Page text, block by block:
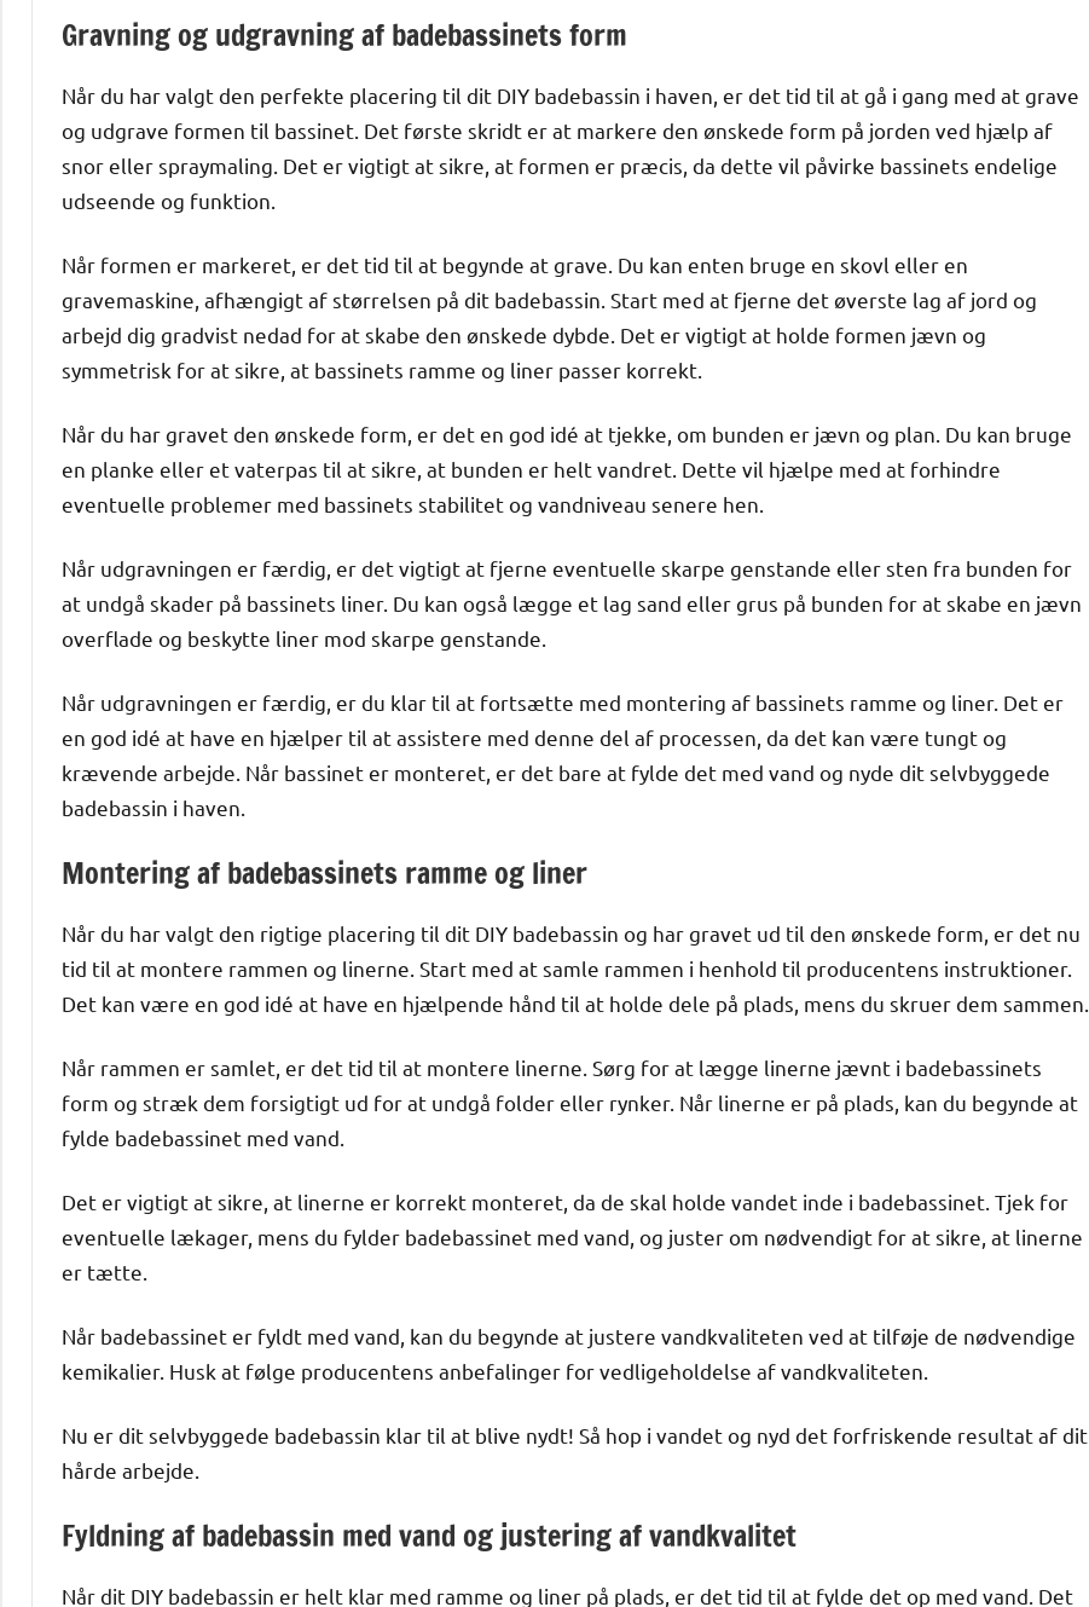
Gravning og udgravning af badebassinets form
Når du har valgt den perfekte placering til dit DIY badebassin i haven, er det tid til at gå i gang med at grave
og udgrave formen til bassinet. Det første skridt er at markere den ønskede form på jorden ved hjælp af
snor eller spraymaling. Det er vigtigt at sikre, at formen er præcis, da dette vil påvirke bassinets endelige
udseende og funktion.
Når formen er markeret, er det tid til at begynde at grave. Du kan enten bruge en skovl eller en
gravemaskine, afhængigt af størrelsen på dit badebassin. Start med at fjerne det øverste lag af jord og
arbejd dig gradvist nedad for at skabe den ønskede dybde. Det er vigtigt at holde formen jævn og
symmetrisk for at sikre, at bassinets ramme og liner passer korrekt.
Når du har gravet den ønskede form, er det en god idé at tjekke, om bunden er jævn og plan. Du kan bruge
en planke eller et vaterpas til at sikre, at bunden er helt vandret. Dette vil hjælpe med at forhindre
eventuelle problemer med bassinets stabilitet og vandniveau senere hen.
Når udgravningen er færdig, er det vigtigt at fjerne eventuelle skarpe genstande eller sten fra bunden for
at undgå skader på bassinets liner. Du kan også lægge et lag sand eller grus på bunden for at skabe en jævn
overflade og beskytte liner mod skarpe genstande.
Når udgravningen er færdig, er du klar til at fortsætte med montering af bassinets ramme og liner. Det er
en god idé at have en hjælper til at assistere med denne del af processen, da det kan være tungt og
krævende arbejde. Når bassinet er monteret, er det bare at fylde det med vand og nyde dit selvbyggede
badebassin i haven.
Montering af badebassinets ramme og liner
Når du har valgt den rigtige placering til dit DIY badebassin og har gravet ud til den ønskede form, er det nu
tid til at montere rammen og linerne. Start med at samle rammen i henhold til producentens instruktioner.
Det kan være en god idé at have en hjælpende hånd til at holde dele på plads, mens du skruer dem sammen.
Når rammen er samlet, er det tid til at montere linerne. Sørg for at lægge linerne jævnt i badebassinets
form og stræk dem forsigtigt ud for at undgå folder eller rynker. Når linerne er på plads, kan du begynde at
fylde badebassinet med vand.
Det er vigtigt at sikre, at linerne er korrekt monteret, da de skal holde vandet inde i badebassinet. Tjek for
eventuelle lækager, mens du fylder badebassinet med vand, og juster om nødvendigt for at sikre, at linerne
er tætte.
Når badebassinet er fyldt med vand, kan du begynde at justere vandkvaliteten ved at tilføje de nødvendige
kemikalier. Husk at følge producentens anbefalinger for vedligeholdelse af vandkvaliteten.
Nu er dit selvbyggede badebassin klar til at blive nydt! Så hop i vandet og nyd det forfriskende resultat af dit
hårde arbejde.
Fyldning af badebassin med vand og justering af vandkvalitet
Når dit DIY badebassin er helt klar med ramme og liner på plads, er det tid til at fylde det op med vand. Det